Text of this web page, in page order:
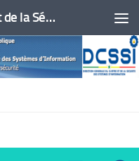
Direction générale du Chiffre et de la Sécurité des Systèmes d'Information